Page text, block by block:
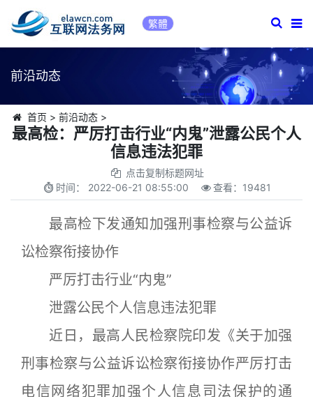
繁體
前沿动态
首页 > 前沿动态>
最高检：严厉打击行业“内鬼”泄露公民个人
信息违法犯罪
点击复制标题网址
时间： 2022-06-21 08:55:00 查看： 19481
最高检下发通知加强刑事检察与公益诉
讼检察衔接协作
严厉打击行业“内鬼”
泄露公民个人信息违法犯罪
近日，最高人民检察院印发《关于加强
刑事检察与公益诉讼检察衔接协作严厉打击
电信网络犯罪加强个人信息司法保护的通